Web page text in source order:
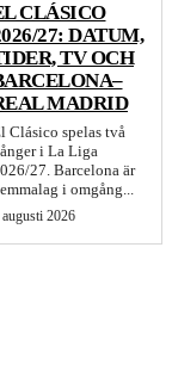
CLÁSICO
27: DATUM,
TV OCH
MADRID
Clásico spelas två
i La Liga
27. Barcelona är
i omgång...
2026